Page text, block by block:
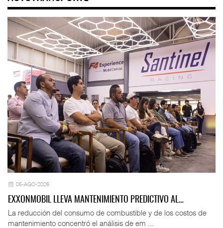
05-AGO-2026
EXXONMOBIL LLEVA MANTENIMIENTO PREDICTIVO AL…
La reducción del consumo de combustible y de los costos de
mantenimiento concentró el análisis de em ...